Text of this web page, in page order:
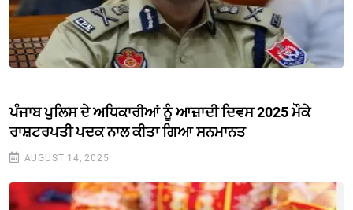
ਪੰਜਾਬ ਪੁਲਿਸ ਦੇ ਅਧਿਕਾਰੀਆਂ ਨੂੰ ਆਜ਼ਾਦੀ ਦਿਵਸ 2025 ਮੌਕੇ
ਰਾਸ਼ਟਰਪਤੀ ਪਦਕ ਨਾਲ ਕੀਤਾ ਗਿਆ ਸਨਮਾਨਤ
AUGUST 14, 2025